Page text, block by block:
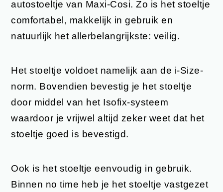
autostoeltje van Maxi-Cosi. Zo is het stoeltje
comfortabel, makkelijk in gebruik en
natuurlijk het allerbelangrijkste: veilig.
Het stoeltje voldoet namelijk aan de i-Size-
norm. Bovendien bevestig je het stoeltje
door middel van het Isofix-systeem
waardoor je vrijwel altijd zeker weet dat het
stoeltje goed is bevestigd.
Ook is het stoeltje eenvoudig in gebruik.
Binnen no time heb je het stoeltje vastgezet